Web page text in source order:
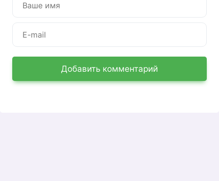
чего вам нужно будет зарегистрироваться в
личном кабинете. В этой статье мы более
Регистрация ЛК на сайте
myherbalife.com
Для регистрации в личном кабинете клиенту
Добавить комментарий